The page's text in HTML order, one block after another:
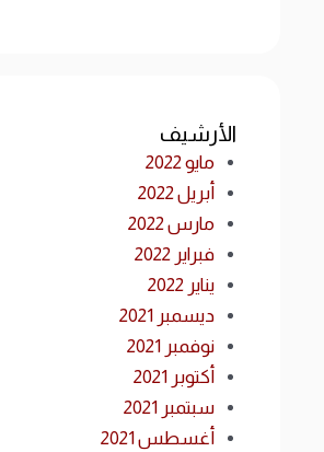
الأرشيف
مايو 2022
أبريل 2022
مارس 2022
فبراير 2022
يناير 2022
ديسمبر 2021
نوفمبر 2021
أكتوبر 2021
سبتمبر 2021
أغسطس 2021